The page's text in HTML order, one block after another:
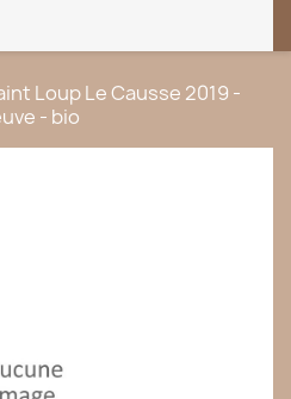
Loup Le Causse 2019 -
- bio